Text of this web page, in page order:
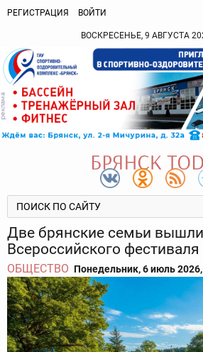
РЕГИСТРАЦИЯ ВОЙТИ
ВОСКРЕСЕНЬЕ, 9 АВГУСТА
Две брянские семьи
Всероссийского
ОБЩЕСТВО Понедельник, 6 июль 2026,